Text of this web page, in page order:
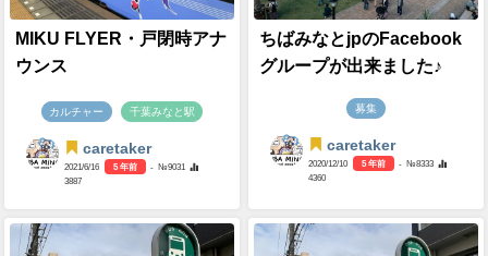
MIKU FLYER・戸閉時アナ
ウンス
カルチャー 千葉みなと駅
caretaker
2021/6/16 5 年前
- №9031
3887
ちばみなとjpのFacebook
グループが出来ました♪
募集
caretaker
2020/12/10 5 年前
- №8333
4360